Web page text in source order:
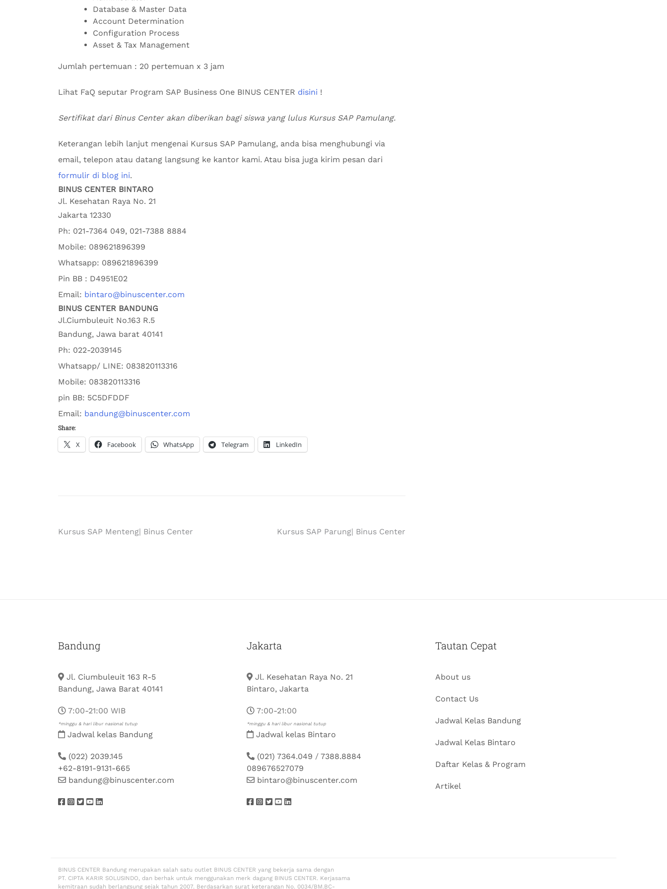
Database & Master Data
Account Determination
Configuration Process
Asset & Tax Management
Jumlah pertemuan : 20 pertemuan x 3 jam
Lihat FaQ seputar Program SAP Business One BINUS CENTER disini !
Sertifikat dari Binus Center akan diberikan bagi siswa yang lulus Kursus SAP Pamulang.
Keterangan lebih lanjut mengenai Kursus SAP Pamulang, anda bisa menghubungi via
email, telepon atau datang langsung ke kantor kami. Atau bisa juga kirim pesan dari
formulir di blog ini.
BINUS CENTER BINTARO
Jl. Kesehatan Raya No. 21
Jakarta 12330
Ph: 021-7364 049, 021-7388 8884
Mobile: 089621896399
Whatsapp: 089621896399
Pin BB : D4951E02
Email: bintaro@binuscenter.com
BINUS CENTER BANDUNG
Jl.Ciumbuleuit No.163 R.5
Bandung, Jawa barat 40141
Ph: 022-2039145
Whatsapp/ LINE: 083820113316
Mobile: 083820113316
pin BB: 5C5DFDDF
Email: bandung@binuscenter.com
Share:
X Facebook WhatsApp Telegram LinkedIn
Kursus SAP Menteng| Binus Center Kursus SAP Parung| Binus Center
Bandung
Jl. Ciumbuleuit 163 R-5
Bandung, Jawa Barat 40141
7:00-21:00 WIB
*minggu & hari libur nasional tutup
Jadwal kelas Bandung
(022) 2039.145
+62-8191-9131-665
bandung@binuscenter.com
Jakarta
Jl. Kesehatan Raya No. 21
Bintaro, Jakarta
7:00-21:00
*minggu & hari libur nasional tutup
Jadwal kelas Bintaro
(021) 7364.049 / 7388.8884
089676527079
bintaro@binuscenter.com
Tautan Cepat
About us
Contact Us
Jadwal Kelas Bandung
Jadwal Kelas Bintaro
Daftar Kelas & Program
Artikel
BINUS CENTER Bandung merupakan salah satu outlet BINUS CENTER yang bekerja sama dengan
PT. CIPTA KARIR SOLUSINDO, dan berhak untuk menggunakan merk dagang BINUS CENTER. Kerjasama
kemitraan sudah berlangsung sejak tahun 2007. Berdasarkan surat keterangan No. 0034/BM.BC-